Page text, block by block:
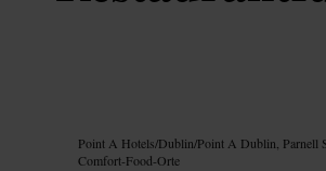
Point A Hotels/Dublin/Point A Dublin, Parnell
Comfort-Food-Orte